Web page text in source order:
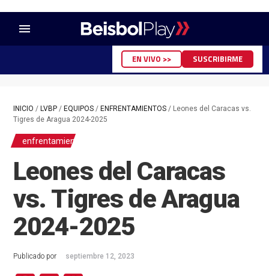
menu
EN VIVO >> SUSCRIBIRME
INICIO / LVBP/ EQUIPOS/ ENFRENTAMIENTOS/ Leones del Caracas vs.
Tigres de Aragua 2024-2025
enfrentamientos
Leones del Caracas
vs. Tigres de Aragua
2024-2025
Publicado por septiembre 12, 2023